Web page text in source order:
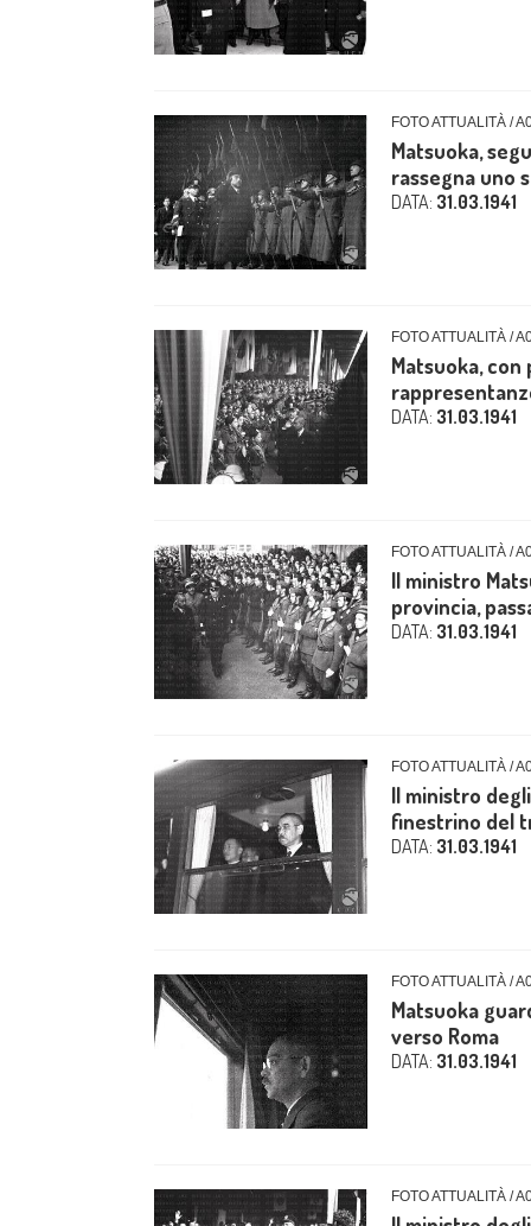
FOTO ATTUALITÀ /
Matsuoka,
rassegna uno
DATA: 31.03.1941
FOTO ATTUALITÀ /
Matsuoka,
DATA: 31.03.1941
FOTO ATTUALITÀ /
Il ministro
provincia,
DATA: 31.03.1941
FOTO ATTUALITÀ /
Il ministro
finestrino del
DATA: 31.03.1941
FOTO ATTUALITÀ /
Matsuoka
verso Roma
DATA: 31.03.1941
FOTO ATTUALITÀ /